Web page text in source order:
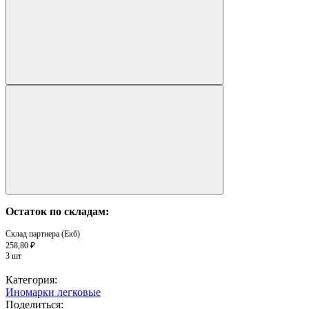
Остаток по складам:
Склад партнера (Екб)
258,80 ₽
3 шт
Категория:
Иномарки легковые
Поделиться: